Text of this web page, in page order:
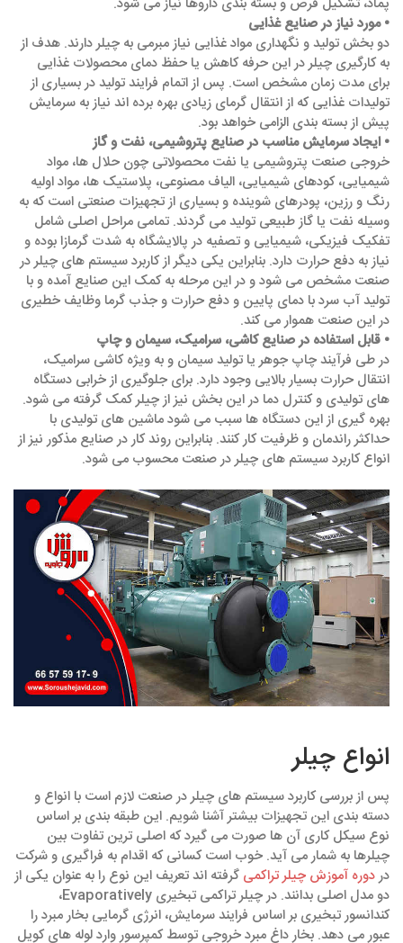
• مورد نیاز در صنایع غذایی
دو بخش تولید و نگهداری مواد غذایی نیاز مبرمی به چیلر دارند. هدف از
به کارگیری چیلر در این حرفه کاهش یا حفظ دمای محصولات غذایی
برای مدت زمان مشخص است. پس از اتمام فرایند تولید در بسیاری از
تولیدات غذایی که از انتقال گرمای زیادی بهره برده ‌اند نیاز به سرمایش
پیش از بسته‌ بندی الزامی خواهد بود.
• ایجاد سرمایش مناسب در صنایع پتروشیمی، نفت و گاز
خروجی صنعت پتروشیمی یا نفت محصولاتی چون حلال ‌ها، مواد
شیمیایی، کودهای شیمیایی، الیاف مصنوعی، پلاستیک ‌ها، مواد اولیه
رنگ و رزین، پودرهای شوینده و بسیاری از تجهیزات صنعتی است که به
وسیله نفت یا گاز طبیعی تولید می ‌گردند. تمامی مراحل اصلی شامل
تفکیک فیزیکی، شیمیایی و تصفیه در پالایشگاه به شدت گرمازا بوده و
نیاز به دفع حرارت دارد. بنابراین یکی دیگر از کاربرد سیستم های چیلر در
صنعت مشخص می شود و در این مرحله به کمک این صنایع آمده و با
تولید آب سرد با دمای پایین و دفع حرارت و جذب گرما وظایف خطیری
در این صنعت هموار می‌ کند.
• قابل استفاده در صنایع کاشی، سرامیک، سیمان و چاپ
در طی فرآیند چاپ جوهر یا تولید سیمان و به ویژه کاشی سرامیک،
انتقال حرارت بسیار بالایی وجود دارد. برای جلوگیری از خرابی دستگاه
های تولیدی و کنترل دما در این بخش نیز از چیلر کمک گرفته می شود.
بهره گیری از این دستگاه ها سبب می شود ماشین های تولیدی با
حداکثر راندمان و ظرفیت کار کنند. بنابراین روند کار در صنایع مذکور نیز از
انواع کاربرد سیستم ‌های چیلر در صنعت محسوب می شود.
انواع چیلر
پس از بررسی کاربرد سیستم های چیلر در صنعت لازم است با انواع و
دسته ‌بندی این تجهیزات بیشتر آشنا شویم. این طبقه ‌بندی بر اساس
نوع سیکل کاری آن ها صورت می‌ گیرد که اصلی ‌ترین تفاوت بین
چیلرها به شمار می ‌آید. خوب است کسانی که اقدام به فراگیری و شرکت
دردوره آموزش چیلر تراکمی گرفته ‌اند تعریف این نوع را به عنوان یکی از
دو مدل اصلی بدانند. در چیلر تراکمی تبخیری Evaporatively،
کندانسور تبخیری بر اساس فرایند سرمایش، انرژی گرمایی بخار مبرد را
عبور می ‌دهد. بخار داغ مبرد خروجی توسط کمپرسور وارد لوله ‌های کویل